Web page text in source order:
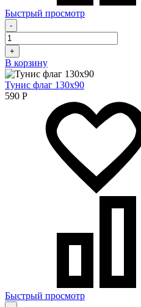
Быстрый просмотр
-
+
В корзину
Тунис флаг 130х90
590 Р
Быстрый просмотр